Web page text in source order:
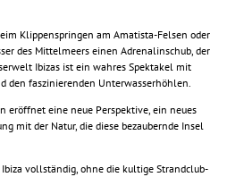
Klippenspringen am Amatista-Felsen oder
des Mittelmeers einen Adrenalinschub, der
Ibizas ist ein wahres Spektakel mit
den faszinierenden Unterwasserhöhlen.
eröffnet eine neue Perspektive, ein neues
mit der Natur, die diese bezaubernde Insel
vollständig, ohne die kultige Strandclub-